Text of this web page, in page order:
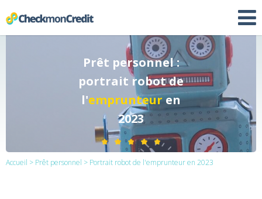
Prêt personnel :
portrait robot de
l'emprunteuren
2023
Accueil > Prêt personnel > Portrait robot de l'emprunteur en 2023